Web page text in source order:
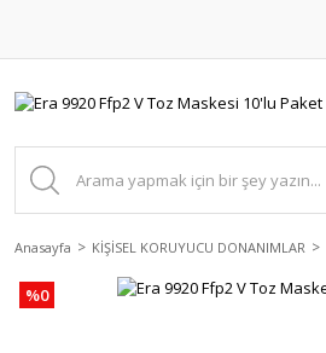
Anasayfa KİŞİSEL KORUYUCU DONANIMLAR
%0